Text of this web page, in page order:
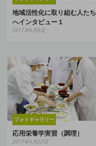
地域活性化に取り組む人たち
へインタビュー１
2017年6月8日
フォトギャラリー
応用栄養学実習（調理）
2017年5月23日